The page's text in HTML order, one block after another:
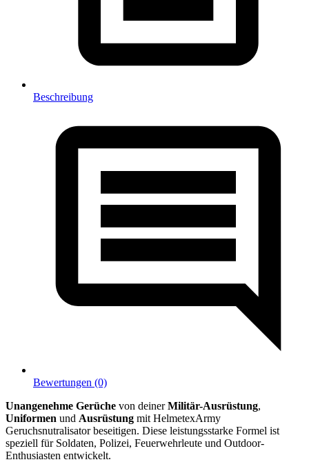
Beschreibung
Bewertungen (0)
Unangenehme Gerüche von deinerMilitär-Ausrüstung,
Uniformen und Ausrüstung mit HelmetexArmy
Geruchsnutralisator beseitigen. Diese leistungsstarke Formel ist
speziell für Soldaten, Polizei, Feuerwehrleute und Outdoor-
Enthusiasten entwickelt.